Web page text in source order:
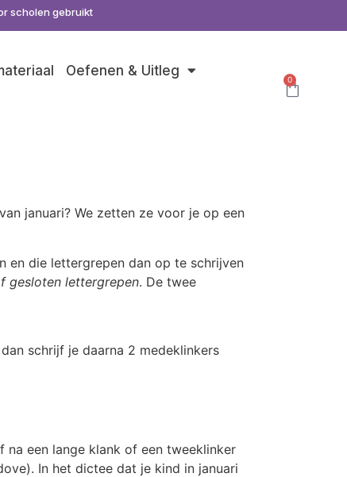
scholen gebruikt
Oefenen & Uitleg
0
januari? We zetten ze voor je op een
en die lettergrepen dan op te schrijven
gesloten lettergrepen. De twee
schrijf je daarna 2 medeklinkers
een lange klank of een tweeklinker
In het dictee dat je kind in januari